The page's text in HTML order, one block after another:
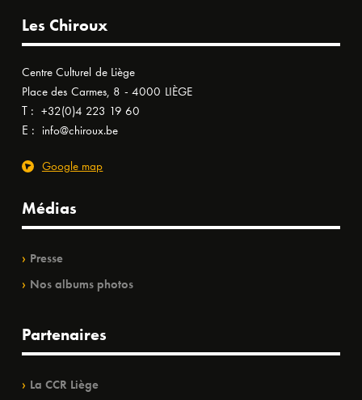
Les Chiroux
Centre Culturel de Liège
Place des Carmes, 8 - 4000 LIÈGE
T : +32(0)4 223 19 60
E : info@chiroux.be
Google map
Médias
Presse
Nos albums photos
Partenaires
La CCR Liège